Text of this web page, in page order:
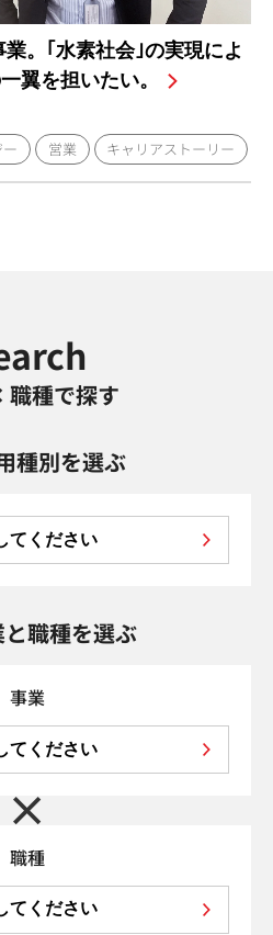
業。｢水素社会｣の実現によ
翼を担いたい。
営業 キャリアストーリー
種で探す
種別を選ぶ
てください
職種を選ぶ
事業
てください
職種
てください